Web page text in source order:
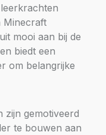
Minecraft
mooi aan bij de
biedt een
om belangrijke
zijn gemotiveerd
te bouwen aan